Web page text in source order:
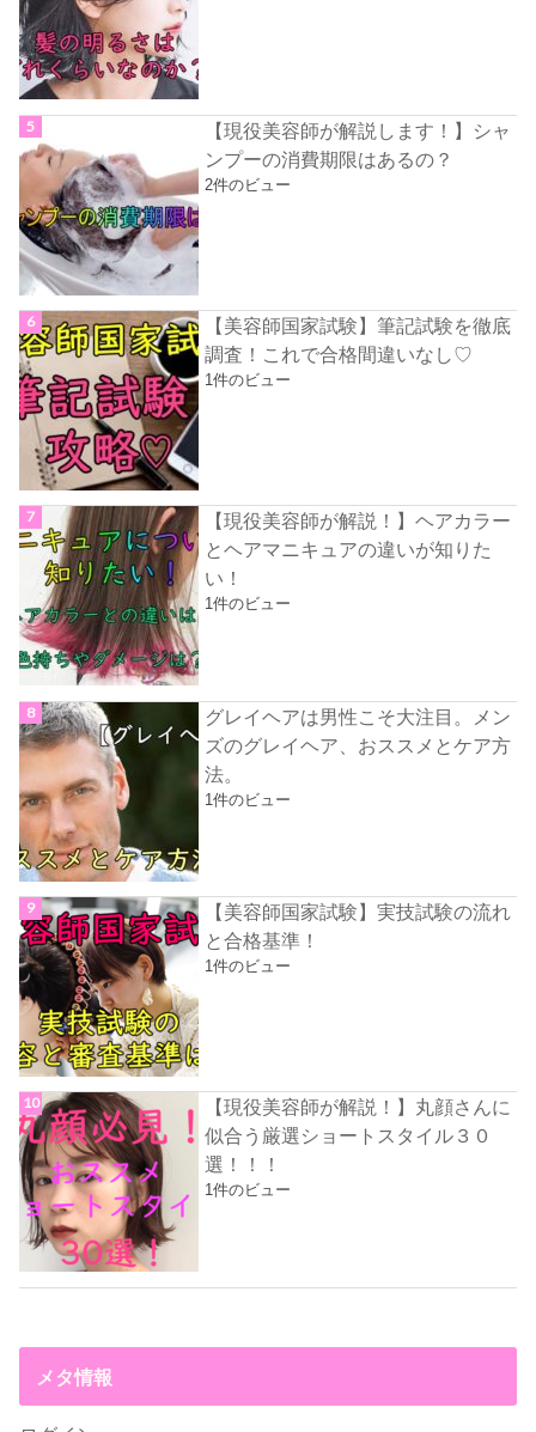
【現役美容師が解説します！】シャ
ンプーの消費期限はあるの？
2件のビュー
【美容師国家試験】筆記試験を徹底
調査！これで合格間違いなし♡
1件のビュー
【現役美容師が解説！】ヘアカラー
とヘアマニキュアの違いが知りた
い！
1件のビュー
グレイヘアは男性こそ大注目。メン
ズのグレイヘア、おススメとケア方
法。
1件のビュー
【美容師国家試験】実技試験の流れ
と合格基準！
1件のビュー
【現役美容師が解説！】丸顔さんに
似合う厳選ショートスタイル３０
選！！！
1件のビュー
メタ情報